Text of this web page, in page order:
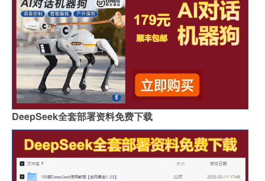
DeepSeek全套部署资料免费下载